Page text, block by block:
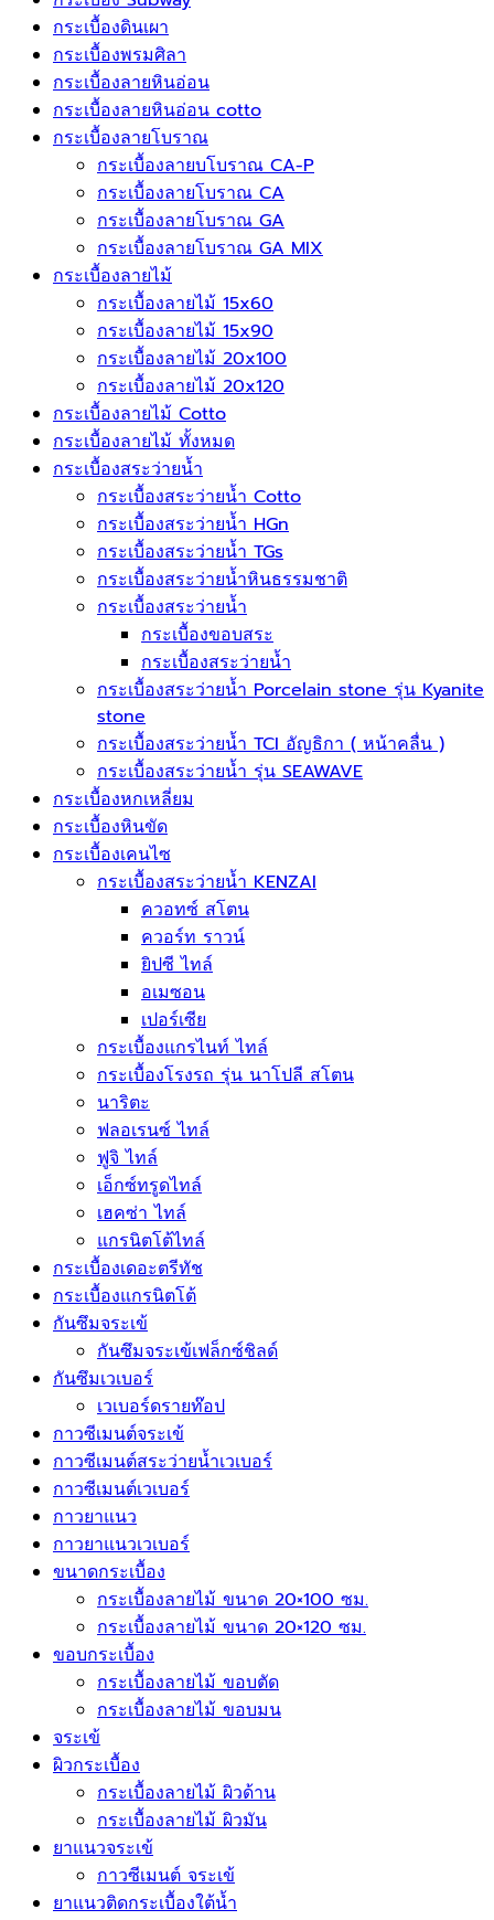
กระเบื้องดินเผา
กระเบื้องพรมศิลา
กระเบื้องลายหินอ่อน
กระเบื้องลายหินอ่อน cotto
กระเบื้องลายโบราณ
กระเบื้องลายบโบราณ CA-P
กระเบื้องลายโบราณ CA
กระเบื้องลายโบราณ GA
กระเบื้องลายโบราณ GA MIX
กระเบื้องลายไม้
กระเบื้องลายไม้ 15x60
กระเบื้องลายไม้ 15x90
กระเบื้องลายไม้ 20x100
กระเบื้องลายไม้ 20x120
กระเบื้องลายไม้ Cotto
กระเบื้องลายไม้ ทั้งหมด
กระเบื้องสระว่ายน้ำ
กระเบื้องสระว่ายน้ำ Cotto
กระเบื้องสระว่ายน้ำ HGn
กระเบื้องสระว่ายน้ำ TGs
กระเบื้องสระว่ายน้ำหินธรรมชาติ
กระเบื้องสระว่ายนํ้า
กระเบื้องขอบสระ
กระเบื้องสระว่ายนํ้า
กระเบื้องสระว่ายนํ้า Porcelain stone รุ่น Kyanite
stone
กระเบื้องสระว่ายนํ้า TCI อัญธิกา ( หน้าคลื่น )
กระเบื้องสระว่ายนํ้า รุ่น SEAWAVE
กระเบื้องหกเหลี่ยม
กระเบื้องหินขัด
กระเบื้องเคนไซ
กระเบื้องสระว่ายน้ำ KENZAI
ควอทซ์ สโตน
ควอร์ท ราวน์
ยิปซี ไทล์
อเมซอน
เปอร์เซีย
กระเบื้องแกรไนท์ ไทล์
กระเบื้องโรงรถ รุ่น นาโปลี สโตน
นาริตะ
ฟลอเรนซ์ ไทล์
ฟูจิ ไทล์
เอ็กซ์ทรูดไทล์
เฮคซ่า ไทล์
แกรนิตโต้ไทล์
กระเบื้องเดอะตรีทัช
กระเบื้องแกรนิตโต้
กันซึมจระเข้
กันซึมจระเข้เฟล็กซ์ชิลด์
กันซึมเวเบอร์
เวเบอร์ดรายท๊อป
กาวซีเมนต์จระเข้
กาวซีเมนต์สระว่ายนํ้าเวเบอร์
กาวซีเมนต์เวเบอร์
กาวยาแนว
กาวยาแนวเวเบอร์
ขนาดกระเบื้อง
กระเบื้องลายไม้ ขนาด 20×100 ซม.
กระเบื้องลายไม้ ขนาด 20×120 ซม.
ขอบกระเบื้อง
กระเบื้องลายไม้ ขอบตัด
กระเบื้องลายไม้ ขอบมน
จระเข้
ผิวกระเบื้อง
กระเบื้องลายไม้ ผิวด้าน
กระเบื้องลายไม้ ผิวมัน
ยาแนวจระเข้
กาวซีเมนต์ จระเข้
ยาแนวติดกระเบื้องใต้น้ำ